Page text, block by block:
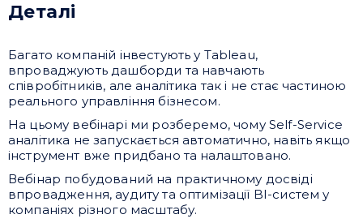
Деталі
Багато компаній інвестують у Tableau,
впроваджують дашборди та навчають
співробітників, але аналітика так і не стає частиною
реального управління бізнесом.
На цьому вебінарі ми розберемо, чому Self-Service
аналітика не запускається автоматично, навіть якщо
інструмент вже придбано та налаштовано.
Вебінар побудований на практичному досвіді
впровадження, аудиту та оптимізації BI-систем у
компаніях різного масштабу.